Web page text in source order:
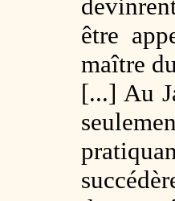
être
maître
[...] Au